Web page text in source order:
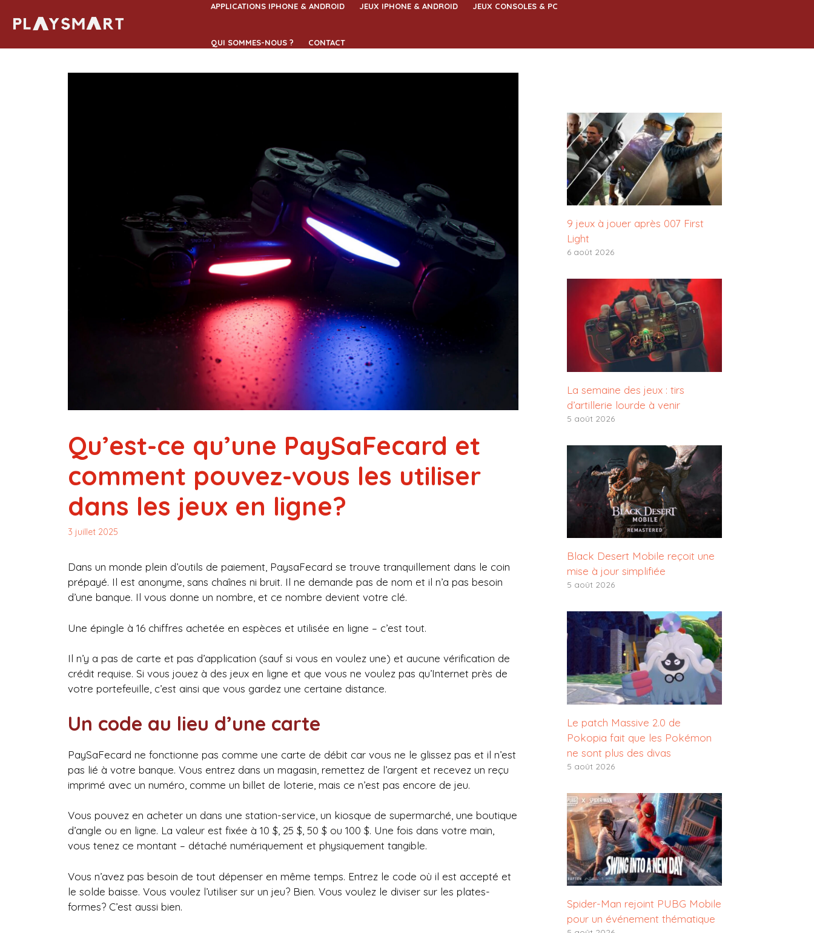
APPLICATIONS IPHONE & ANDROID JEUX IPHONE & ANDROID JEUX CONSOLES & PC
QUI SOMMES-NOUS ? CONTACT
Qu’est-ce qu’une PaySaFecard et
comment pouvez-vous les utiliser
dans les jeux en ligne?
3 juillet 2025
Dans un monde plein d’outils de paiement, PaysaFecard se trouve tranquillement dans le coin
prépayé. Il est anonyme, sans chaînes ni bruit. Il ne demande pas de nom et il n’a pas besoin
d’une banque. Il vous donne un nombre, et ce nombre devient votre clé.
Une épingle à 16 chiffres achetée en espèces et utilisée en ligne – c’est tout.
Il n’y a pas de carte et pas d’application (sauf si vous en voulez une) et aucune vérification de
crédit requise. Si vous jouez à des jeux en ligne et que vous ne voulez pas qu’Internet près de
votre portefeuille, c’est ainsi que vous gardez une certaine distance.
Un code au lieu d’une carte
PaySaFecard ne fonctionne pas comme une carte de débit car vous ne le glissez pas et il n’est
pas lié à votre banque. Vous entrez dans un magasin, remettez de l’argent et recevez un reçu
imprimé avec un numéro, comme un billet de loterie, mais ce n’est pas encore de jeu.
Vous pouvez en acheter un dans une station-service, un kiosque de supermarché, une boutique
d’angle ou en ligne. La valeur est fixée à 10 $, 25 $, 50 $ ou 100 $. Une fois dans votre main,
vous tenez ce montant – détaché numériquement et physiquement tangible.
Vous n’avez pas besoin de tout dépenser en même temps. Entrez le code où il est accepté et
le solde baisse. Vous voulez l’utiliser sur un jeu? Bien. Vous voulez le diviser sur les plates-
formes? C’est aussi bien.
9 jeux à jouer après 007 First
Light
6 août 2026
La semaine des jeux : tirs
d’artillerie lourde à venir
5 août 2026
Black Desert Mobile reçoit une
mise à jour simplifiée
5 août 2026
Le patch Massive 2.0 de
Pokopia fait que les Pokémon
ne sont plus des divas
5 août 2026
Spider-Man rejoint PUBG Mobile
pour un événement thématique